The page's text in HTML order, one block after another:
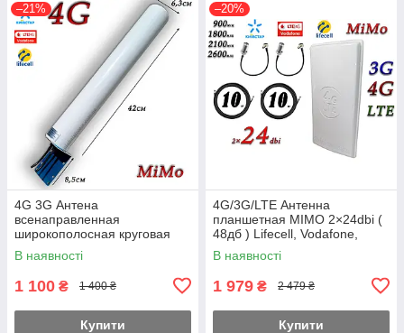
–21%
4G 3G Антена
всенаправленная
широкополосная круговая
18dbi (28-32дб) MiMo
(KS,VD,Life) 698-960/1710-
В наявності
1 100 ₴ 1 400 ₴
Купити
–20%
4G/3G/LTE Антенна
планшетная MIMO 2×24dbi (
48дб ) Lifecell, Vodafone,
Киевстар 698-2690 МГц(
B1+B3+B7+B8)
В наявності
1 979 ₴ 2 479 ₴
Купити